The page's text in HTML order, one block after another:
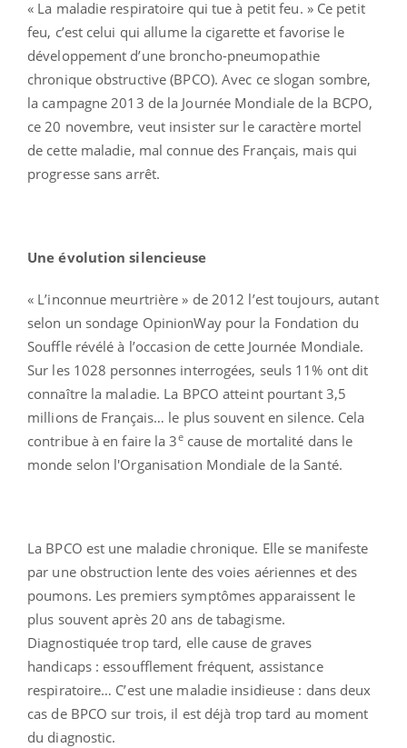
« La maladie respiratoire qui tue à petit feu. » Ce petit
feu, c’est celui qui allume la cigarette et favorise le
développement d’une broncho-pneumopathie
chronique obstructive (BPCO). Avec ce slogan sombre,
la campagne 2013 de la Journée Mondiale de la BCPO,
ce 20 novembre, veut insister sur le caractère mortel
de cette maladie, mal connue des Français, mais qui
progresse sans arrêt.
Une évolution silencieuse
« L’inconnue meurtrière » de 2012 l’est toujours, autant
selon un sondage OpinionWay pour la Fondation du
Souffle révélé à l’occasion de cette Journée Mondiale.
Sur les 1028 personnes interrogées, seuls 11% ont dit
connaître la maladie. La BPCO atteint pourtant 3,5
millions de Français… le plus souvent en silence. Cela
contribue à en faire la 3ecause de mortalité dans le
monde selon l'Organisation Mondiale de la Santé.
La BPCO est une maladie chronique. Elle se manifeste
par une obstruction lente des voies aériennes et des
poumons. Les premiers symptômes apparaissent le
plus souvent après 20 ans de tabagisme.
Diagnostiquée trop tard, elle cause de graves
handicaps : essoufflement fréquent, assistance
respiratoire… C’est une maladie insidieuse : dans deux
cas de BPCO sur trois, il est déjà trop tard au moment
du diagnostic.